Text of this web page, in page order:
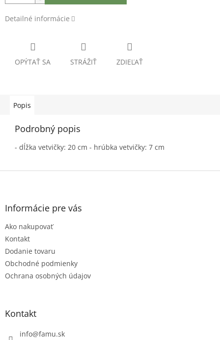
Detailné informácie
OPÝTAŤ SA STRÁŽIŤ ZDIEĽAŤ
Popis
Podrobný popis
- dĺžka vetvičky: 20 cm - hrúbka vetvičky: 7 cm
Z
Informácie pre vás
Ako nakupovať
Kontakt
Dodanie tovaru
Obchodné podmienky
Ochrana osobných údajov
Kontakt
info@famu.sk